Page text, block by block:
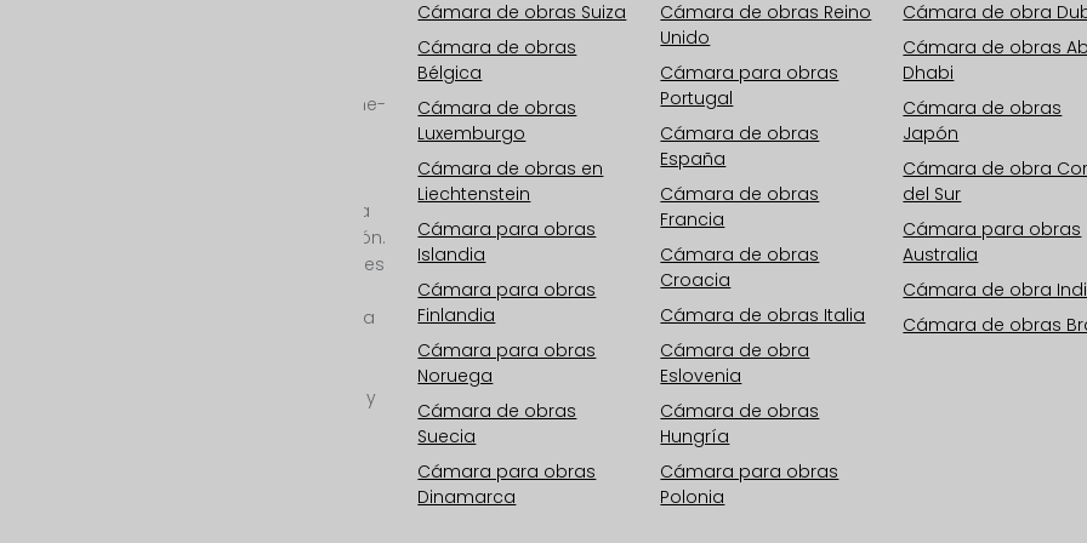
cámaras de obra, time-
desde 6K/25mp hasta
11K/100mp de resolución.
Cámara para exteriores
almacenamiento en la
servicio todo incluido y
Cámara de obras Suiza
Cámara de obras
Bélgica
Cámara de obras
Luxemburgo
Cámara de obras en
Liechtenstein
Cámara para obras
Islandia
Cámara para obras
Finlandia
Cámara para obras
Noruega
Cámara de obras
Suecia
Cámara para obras
Dinamarca
Cámara de obras Reino
Unido
Cámara para obras
Portugal
Cámara de obras
España
Cámara de obras
Francia
Cámara de obras
Croacia
Cámara de obras Italia
Cámara de obra
Eslovenia
Cámara de obras
Hungría
Cámara para obras
Polonia
Cámara de obra
Cámara de obras
Dhabi
Cámara de obras
Japón
Cámara de obra
del Sur
Cámara para obras
Australia
Cámara de obra
Cámara de obras